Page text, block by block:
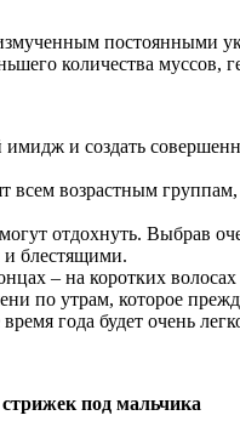
постоянными
количества
и создать
всем возрастным
отдохнуть. Выбрав
и блестящими.
– на коротких волосах
по утрам, которое
года будет очень
под мальчика